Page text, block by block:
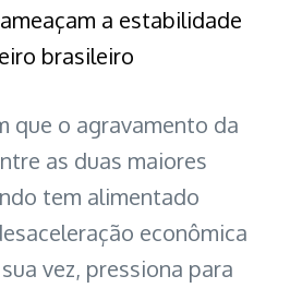
a estabilidade
brasileiro
que o agravamento da
as duas maiores
tem alimentado
econômica
vez, pressiona para